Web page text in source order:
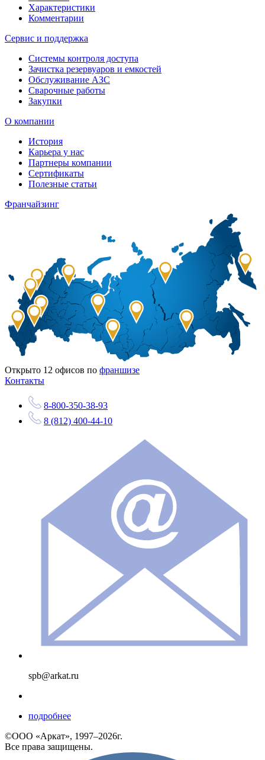
Характеристики
Комментарии
Сервис и поддержка
Системы контроля доступа
Зачистка резервуаров и емкостей
Обслуживание АЗС
Сварочные работы
Закупки
О компании
История
Карьера у нас
Партнеры компании
Сертификаты
Полезные статьи
Франчайзинг
Открыто 12 офисов по франшизе
Контакты
8-800-350-38-93
8 (812) 400-44-10
spb@arkat.ru
подробнее
©ООО «Аркат», 1997–2026г.
Все права защищены.